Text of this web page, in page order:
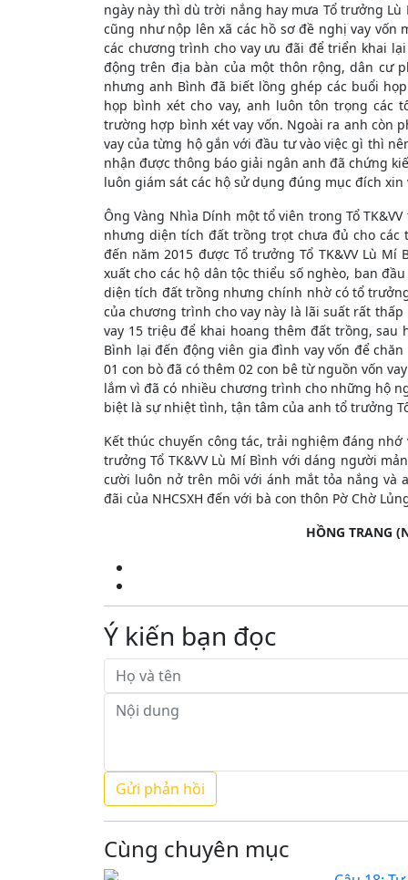
ngày này thì dù trời nắng hay mưa Tổ trưởng
cũng như nộp lên xã các hồ sơ đề nghị vay
các chương trình cho vay ưu đãi để triển khai
động trên địa bàn của một thôn rộng, dân cư
nhưng anh Bình đã biết lồng ghép các buổi
họp bình xét cho vay, anh luôn tôn trọng các
trường hợp bình xét vay vốn. Ngoài ra anh còn
vay của từng hộ gắn với đầu tư vào việc gì thì
nhận được thông báo giải ngân anh đã chứng
luôn giám sát các hộ sử dụng đúng mục đích xin
Ông Vàng Nhìa Dính một tổ viên trong Tổ
nhưng diện tích đất trồng trọt chưa đủ cho các
đến năm 2015 được Tổ trưởng Tổ TK&VV Lù
xuất cho các hộ dân tộc thiểu số nghèo, ban
diện tích đất trồng nhưng chính nhờ có tổ
của chương trình cho vay này là lãi suất rất
vay 15 triệu để khai hoang thêm đất trồng,
Bình lại đến động viên gia đình vay vốn để
01 con bò đã có thêm 02 con bê từ nguồn vốn
lắm vì đã có nhiều chương trình cho những hộ
biệt là sự nhiệt tình, tận tâm của anh tổ trưởng Tổ
Kết thúc chuyến công tác, trải nghiệm đáng
trưởng Tổ TK&VV Lù Mí Bình với dáng người
cười luôn nở trên môi với ánh mắt tỏa nắng và
đãi của NHCSXH đến với bà con thôn Pờ Chờ
HỒNG TRANG
Ý kiến bạn đọc
Cùng chuyên mục